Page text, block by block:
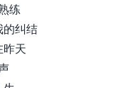
练
的纠结
天